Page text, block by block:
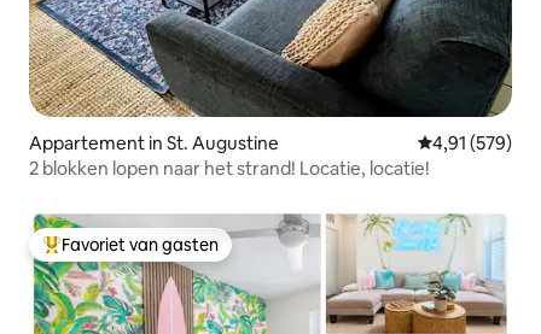
Appartement in St. Augustine Gemiddelde
4,91 (579)
2 blokken lopen naar het strand! Locatie, locatie!
Topfavoriet van gasten
Favoriet van gasten